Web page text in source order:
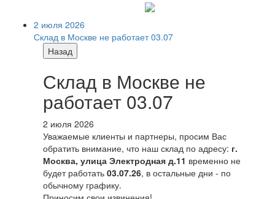
2 июля 2026
Склад в Москве не работает 03.07
Назад
Склад в Москве не
работает 03.07
2 июля 2026
Уважаемые клиенты и партнеры, просим Вас
обратить внимание, что наш склад по адресу: г.
Москва, улица Электродная д.11 временно не
будет работать 03.07.26, в остальные дни - по
обычному графику.